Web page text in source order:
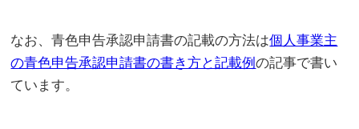
なお、青色申告承認申請書の記載の方法は個人事業主
の青色申告承認申請書の書き方と記載例の記事で書い
ています。